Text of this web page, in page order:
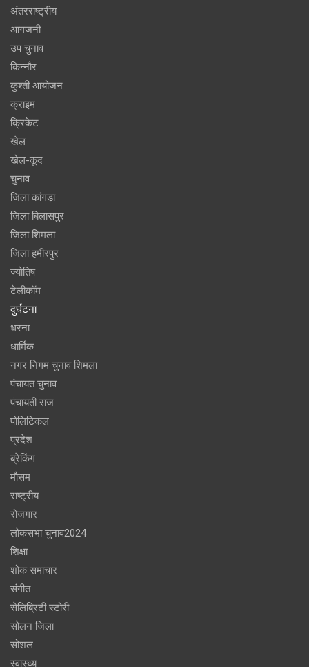
अंतरराष्ट्रीय
आगजनी
उप चुनाव
किन्नौर
कुश्ती आयोजन
क्राइम
क्रिकेट
खेल
खेल-कूद
चुनाव
जिला कांगड़ा
जिला बिलासपुर
जिला शिमला
जिला हमीरपुर
ज्योतिष
टेलीकॉम
दुर्घटना
धरना
धार्मिक
नगर निगम चुनाव शिमला
पंचायत चुनाव
पंचायती राज
पोलिटिकल
प्रदेश
ब्रेकिंग
मौसम
राष्ट्रीय
रोजगार
लोकसभा चुनाव2024
शिक्षा
शोक समाचार
संगीत
सेलिब्रिटी स्टोरी
सोलन जिला
सोशल
स्वास्थ्य